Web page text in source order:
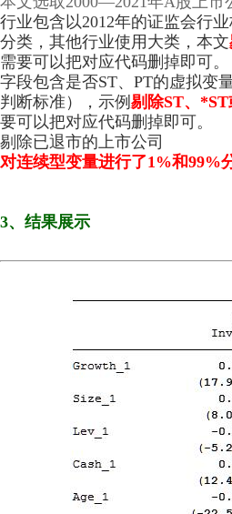
行业包含以2012年的证监会行
分类，其他行业使用大类，本文
需要可以把对应代码删掉即可。
字段包含是否ST、PT的虚拟变
判断标准），示例 剔除ST、
要可以把对应代码删掉即可。
剔除已退市的上市公司
对连续型变量进行了1%和99%
3、结果展示